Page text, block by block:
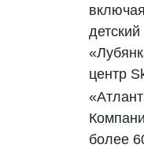
центр
более